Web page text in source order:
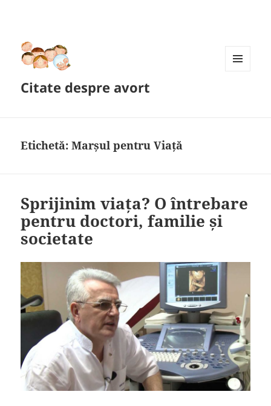
Citate despre avort
Etichetă:Marșul pentru Viață
Sprijinim viața? O întrebare
pentru doctori, familie și
societate